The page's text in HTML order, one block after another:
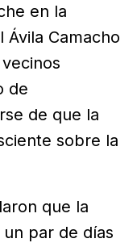
en la
Camacho
de
de que la
sobre la
que la
par de días